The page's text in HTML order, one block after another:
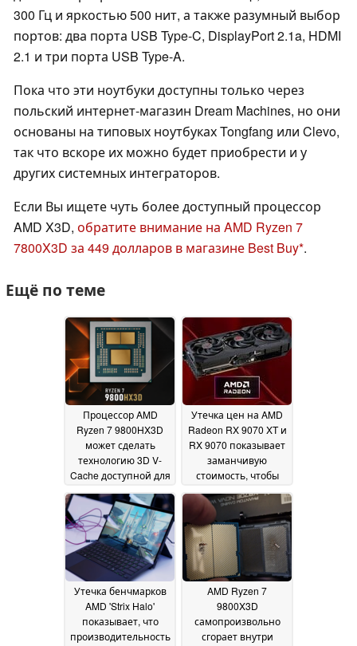
300 Гц и яркостью 500 нит, а также разумный выбор
портов: два порта USB Type-C, DisplayPort 2.1a, HDMI
2.1 и три порта USB Type-A.
Пока что эти ноутбуки доступны только через
польский интернет-магазин Dream Machines, но они
основаны на типовых ноутбуках Tongfang или Clevo,
так что вскоре их можно будет приобрести и у
других системных интеграторов.
Если Вы ищете чуть более доступный процессор
AMD X3D, обратите внимание на AMD Ryzen 7
7800X3D за 449 долларов в магазине Best Buy .
Ещё по теме
Процессор AMD
Ryzen 7 9800HX3D
может сделать
технологию 3D V-
Cache доступной для
гораздо более
широкого спектра
игровых ноутбуков25
July 2026
Утечка цен на AMD
Radeon RX 9070 XT и
RX 9070 показывает
заманчивую
стоимость, чтобы
обострить
конкуренцию в
сегменте среднего
класса13 February 2025
Утечка бенчмарков
AMD 'Strix Halo'
показывает, что
производительность
AMD Ryzen 7
9800X3D
самопроизвольно
сгорает внутри